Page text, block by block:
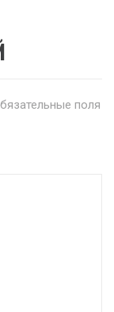
поля